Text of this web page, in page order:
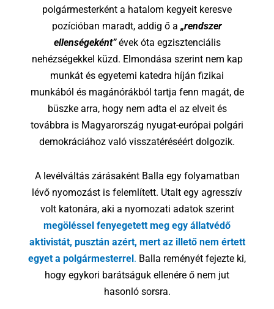
polgármesterként a hatalom kegyeit keresve
pozícióban maradt, addig ő a „rendszer
ellenségeként”évek óta egzisztenciális
nehézségekkel küzd. Elmondása szerint nem kap
munkát és egyetemi katedra híján fizikai
munkából és magánórákból tartja fenn magát, de
büszke arra, hogy nem adta el az elveit és
továbbra is Magyarország nyugat-európai polgári
demokráciához való visszatéréséért dolgozik.
A levélváltás zárásaként Balla egy folyamatban
lévő nyomozást is felemlített. Utalt egy agresszív
volt katonára, aki a nyomozati adatok szerint
megöléssel fenyegetett meg egy állatvédő
aktivistát, pusztán azért, mert az illető nem értett
egyet a polgármesterrel. Balla reményét fejezte ki,
hogy egykori barátságuk ellenére ő nem jut
hasonló sorsra.